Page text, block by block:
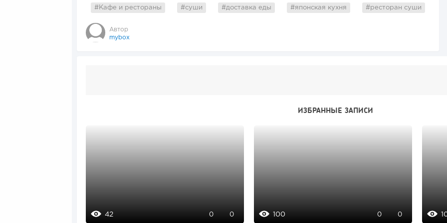
#Кафе и рестораны #суши #доставка еды #японская кухня #ресторан суши
Автор
mybox
ИЗБРАННЫЕ ЗАПИСИ
42 0 0 100 0 0